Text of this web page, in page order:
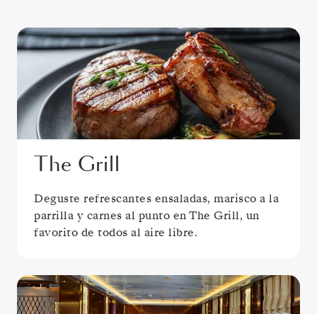
The Grill
Deguste refrescantes ensaladas, marisco a la
parrilla y carnes al punto en The Grill, un
favorito de todos al aire libre.